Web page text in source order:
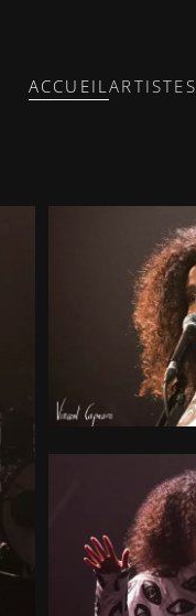
ACCUEILARTISTES